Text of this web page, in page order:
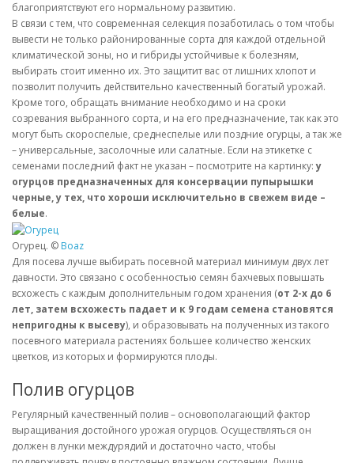
благоприятствуют его нормальному развитию.
В связи с тем, что современная селекция позаботилась о том чтобы
вывести не только районированные сорта для каждой отдельной
климатической зоны, но и гибриды устойчивые к болезням,
выбирать стоит именно их. Это защитит вас от лишних хлопот и
позволит получить действительно качественный богатый урожай.
Кроме того, обращать внимание необходимо и на сроки
созревания выбранного сорта, и на его предназначение, так как это
могут быть скороспелые, среднеспелые или поздние огурцы, а так же
– универсальные, засолочные или салатные. Если на этикетке с
семенами последний факт не указан – посмотрите на картинку:у
огурцов предназначенных для консервации пупырышки
черные, у тех, что хороши исключительно в свежем виде –
белые.
Огурец. © Boaz
Для посева лучше выбирать посевной материал минимум двух лет
давности. Это связано с особенностью семян бахчевых повышать
всхожесть с каждым дополнительным годом хранения (от 2-х до 6
лет, затем всхожесть падает и к 9 годам семена становятся
непригодны к высеву), и образовывать на полученных из такого
посевного материала растениях большее количество женских
цветков, из которых и формируются плоды.
Полив огурцов
Регулярный качественный полив – основополагающий фактор
выращивания достойного урожая огурцов. Осуществляться он
должен в лунки междурядий и достаточно часто, чтобы